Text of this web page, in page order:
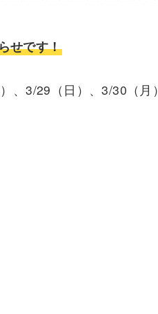
せです！
、3/29（日）、3/30（月）